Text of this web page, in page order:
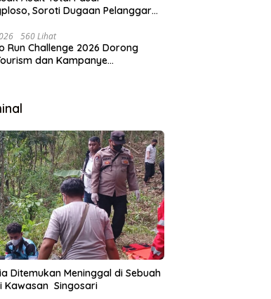
Soroti Dugaan Pelanggaran
560 Lihat
Run Challenge 2026 Dorong
dan Kampanye
Ditemukan Meninggal di Sebuah
Kawasan Singosari